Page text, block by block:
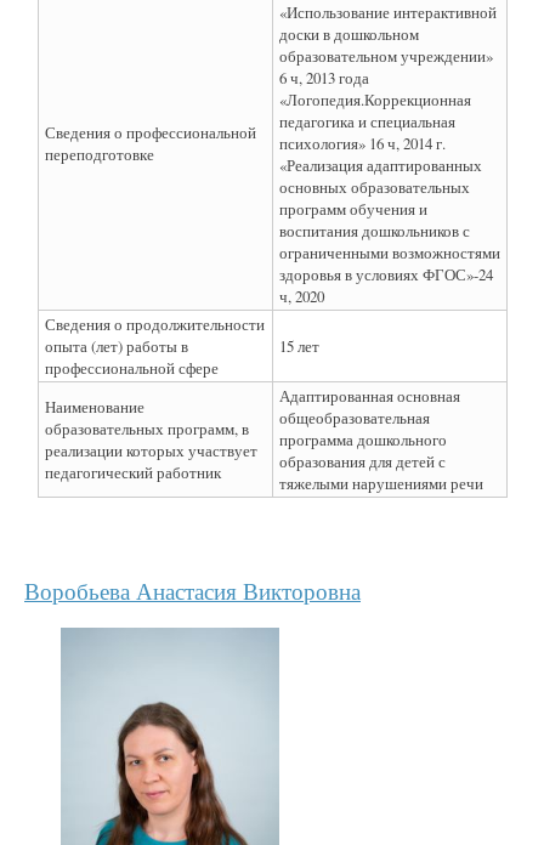
Сведения о профессиональной
переподготовке
«Использование интерактивной
доски в дошкольном
образовательном учреждении»
6 ч, 2013 года
«Логопедия.Коррекционная
педагогика и специальная
психология» 16 ч, 2014 г.
«Реализация адаптированных
основных образовательных
программ обучения и
воспитания дошкольников с
ограниченными возможностями
здоровья в условиях ФГОС»-24
ч, 2020
Сведения о продолжительности
опыта (лет) работы в
профессиональной сфере
15 лет
Наименование
образовательных программ, в
реализации которых участвует
педагогический работник
Адаптированная основная
общеобразовательная
программа дошкольного
образования для детей с
тяжелыми нарушениями речи
Воробьева Анастасия Викторовна